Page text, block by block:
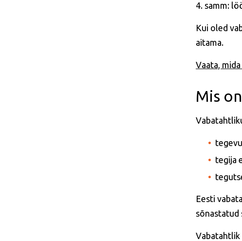
4. samm:
Kui oled
aitama.
Vaata,
Mis
tegija
Eesti
sõnastatud
Vabatahtlik